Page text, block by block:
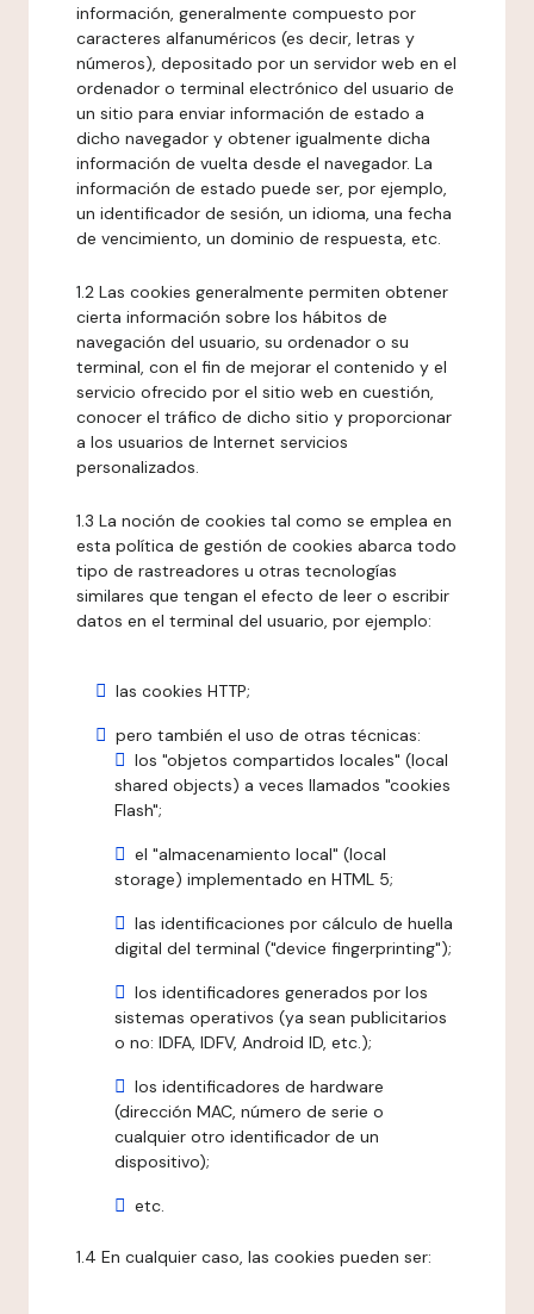
información, generalmente compuesto por
caracteres alfanuméricos (es decir, letras y
números), depositado por un servidor web en el
ordenador o terminal electrónico del usuario de
un sitio para enviar información de estado a
dicho navegador y obtener igualmente dicha
información de vuelta desde el navegador. La
información de estado puede ser, por ejemplo,
un identificador de sesión, un idioma, una fecha
de vencimiento, un dominio de respuesta, etc.
1.2 Las cookies generalmente permiten obtener
cierta información sobre los hábitos de
navegación del usuario, su ordenador o su
terminal, con el fin de mejorar el contenido y el
servicio ofrecido por el sitio web en cuestión,
conocer el tráfico de dicho sitio y proporcionar
a los usuarios de Internet servicios
personalizados.
1.3 La noción de cookies tal como se emplea en
esta política de gestión de cookies abarca todo
tipo de rastreadores u otras tecnologías
similares que tengan el efecto de leer o escribir
datos en el terminal del usuario, por ejemplo:
las cookies HTTP;
pero también el uso de otras técnicas:
los "objetos compartidos locales" (local
shared objects) a veces llamados "cookies
Flash";
el "almacenamiento local" (local
storage) implementado en HTML 5;
las identificaciones por cálculo de huella
digital del terminal ("device fingerprinting");
los identificadores generados por los
sistemas operativos (ya sean publicitarios
o no: IDFA, IDFV, Android ID, etc.);
los identificadores de hardware
(dirección MAC, número de serie o
cualquier otro identificador de un
dispositivo);
etc.
1.4 En cualquier caso, las cookies pueden ser: